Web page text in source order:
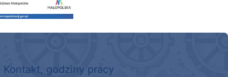
Kontakt, godziny pracy